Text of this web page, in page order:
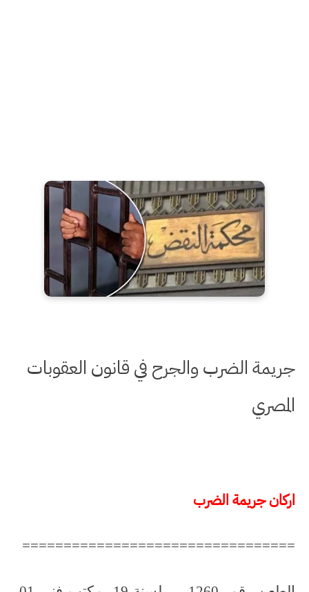
جريمة الضرب والجرح في قانون العقوبات
المصري
اركان جريمة الضرب
=================================